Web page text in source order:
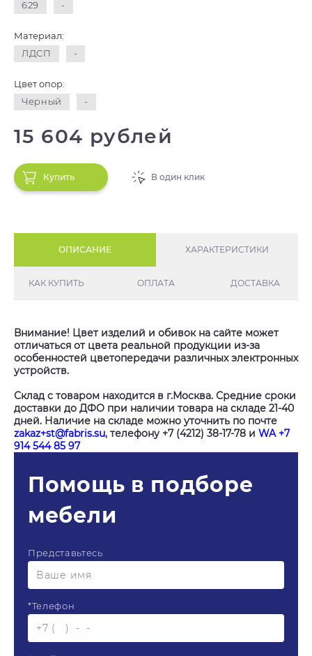
629
-
Материал:
ЛДСП
-
Цвет опор:
Черный
-
15 604 рублей
Купить В один клик
ОПИСАНИЕ ХАРАКТЕРИСТИКИ
КАК КУПИТЬ ОПЛАТА ДОСТАВКА
Внимание! Цвет изделий и обивок на сайте может
отличаться от цвета реальной продукции из-за
особенностей цветопередачи различных электронных
устройств.
Склад с товаром находится в г.Москва. Средние сроки
доставки до ДФО при наличии товара на складе 21-40
дней. Наличие на складе можно уточнить по почте
zakaz+st@fabris.su, телефону +7 (4212) 38-17-78 и WA +7
914 544 85 97
Помощь в подборе
мебели
Представьтесь
*Телефон